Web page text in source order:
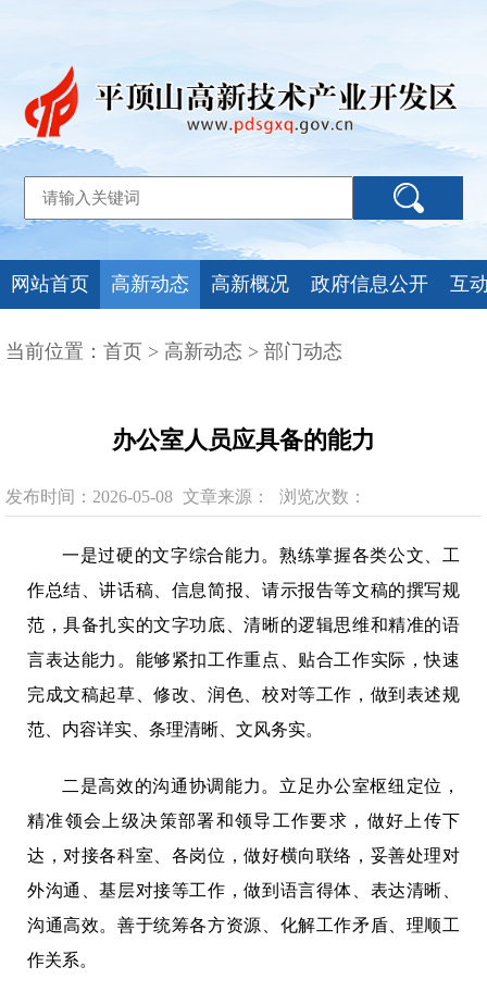
网站首页 高新动态 高新概况 政府信息公开 互
当前位置： 首页 > 高新动态 > 部门动态
办公室人员应具备的能力
发布时间：2026-05-08 文章来源： 浏览次数：
一是过硬的文字综合能力。熟练掌握各类公文、工
作总结、讲话稿、信息简报、请示报告等文稿的撰写规
范，具备扎实的文字功底、清晰的逻辑思维和精准的语
言表达能力。能够紧扣工作重点、贴合工作实际，快速
完成文稿起草、修改、润色、校对等工作，做到表述规
范、内容详实、条理清晰、文风务实。
二是高效的沟通协调能力。立足办公室枢纽定位，
精准领会上级决策部署和领导工作要求，做好上传下
达，对接各科室、各岗位，做好横向联络，妥善处理对
外沟通、基层对接等工作，做到语言得体、表达清晰、
沟通高效。善于统筹各方资源、化解工作矛盾、理顺工
作关系。